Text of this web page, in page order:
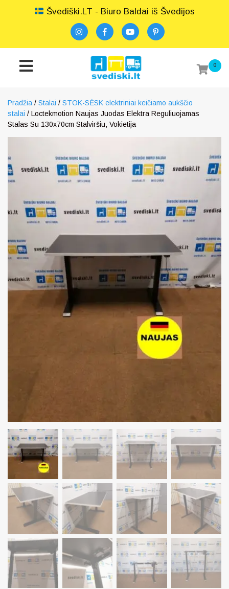
Švediški.LT - Biuro Baldai iš Švedijos
0
Pradžia / Stalai / STOK-SĖSK elektriniai keičiamo aukščio
stalai / Loctekmotion Naujas Juodas Elektra Reguliuojamas
Stalas Su 130x70cm Stalviršiu, Vokietija